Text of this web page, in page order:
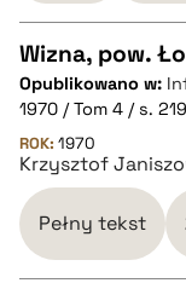
CZYSTY TEKST
pobierz cytat
Wizna, pow.
Opublikowano w:
1970 / Tom 4 / s. 219
ROK: 1970
Krzysztof
Pełny tekst